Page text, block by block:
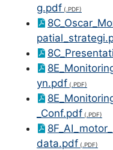
g.pdf
yn.pdf
_Conf.pdf
data.pdf